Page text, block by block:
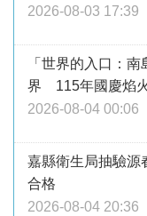
2026-08-03 17:39
「世界的入口：
界 115年國慶焰
2026-08-04 00:06
嘉縣衛生局抽驗
合格
2026-08-04 20:36